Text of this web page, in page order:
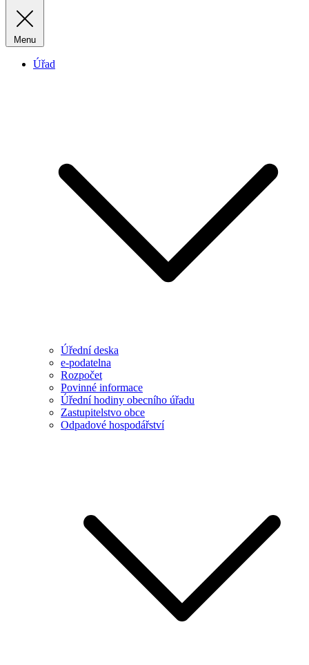
Menu
Úřad
Úřední deska
e-podatelna
Rozpočet
Povinné informace
Úřední hodiny obecního úřadu
Zastupitelstvo obce
Odpadové hospodářství